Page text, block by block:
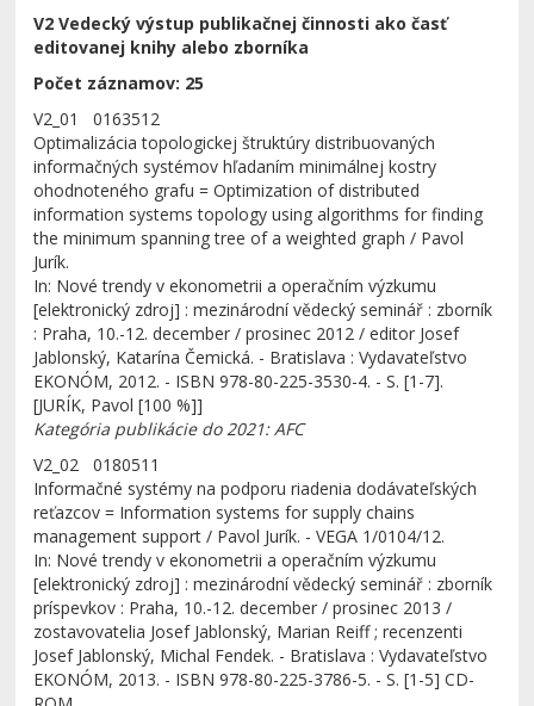
V2 Vedecký výstup publikačnej činnosti ako časť
editovanej knihy alebo zborníka
Počet záznamov: 25
V2_01 0163512
Optimalizácia topologickej štruktúry distribuovaných
informačných systémov hľadaním minimálnej kostry
ohodnoteného grafu = Optimization of distributed
information systems topology using algorithms for finding
the minimum spanning tree of a weighted graph / Pavol
Jurík.
In: Nové trendy v ekonometrii a operačním výzkumu
[elektronický zdroj] : mezinárodní vědecký seminář : zborník
: Praha, 10.-12. december / prosinec 2012 / editor Josef
Jablonský, Katarína Čemická. - Bratislava : Vydavateľstvo
EKONÓM, 2012. - ISBN 978-80-225-3530-4. - S. [1-7].
[JURÍK, Pavol [100 %]]
Kategória publikácie do 2021: AFC
V2_02 0180511
Informačné systémy na podporu riadenia dodávateľských
reťazcov = Information systems for supply chains
management support / Pavol Jurík. - VEGA 1/0104/12.
In: Nové trendy v ekonometrii a operačním výzkumu
[elektronický zdroj] : mezinárodní vědecký seminář : zborník
príspevkov : Praha, 10.-12. december / prosinec 2013 /
zostavovatelia Josef Jablonský, Marian Reiff ; recenzenti
Josef Jablonský, Michal Fendek. - Bratislava : Vydavateľstvo
EKONÓM, 2013. - ISBN 978-80-225-3786-5. - S. [1-5] CD-